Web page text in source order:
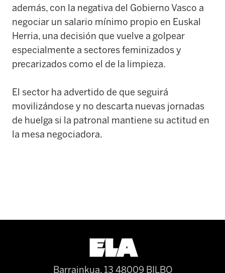
además, con la negativa del Gobierno Vasco a
negociar un salario mínimo propio en Euskal
Herria, una decisión que vuelve a golpear
especialmente a sectores feminizados y
precarizados como el de la limpieza.
El sector ha advertido de que seguirá
movilizándose y no descarta nuevas jornadas
de huelga si la patronal mantiene su actitud en
la mesa negociadora.
Barrainkua, 13 48009 BILBO